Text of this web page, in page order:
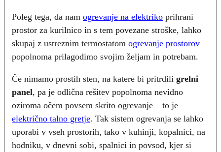
Poleg tega, da nam ogrevanje na elektriko prihrani
prostor za kurilnico in s tem povezane stroške, lahko
skupaj z ustreznim termostatom ogrevanje prostorov
popolnoma prilagodimo svojim željam in potrebam.
Če nimamo prostih sten, na katere bi pritrdili grelni
panel, pa je odlična rešitev popolnoma nevidno
oziroma očem povsem skrito ogrevanje – to je
električno talno gretje. Tak sistem ogrevanja se lahko
uporabi v vseh prostorih, tako v kuhinji, kopalnici, na
hodniku, v dnevni sobi, spalnici in povsod, kjer si